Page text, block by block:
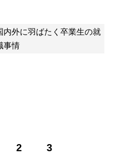
内外に羽ばたく卒業生の就
事情
2 3
イティング業界に思い切って転